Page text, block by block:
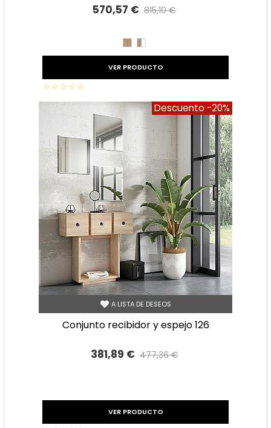
570,57 € 815,10 €
ROBLEROBLE
VER PRODUCTO
Descuento -20%
A LISTA DE DESEOS
conjunto recibidor y espejo 126
381,89 € 477,36 €
VER PRODUCTO